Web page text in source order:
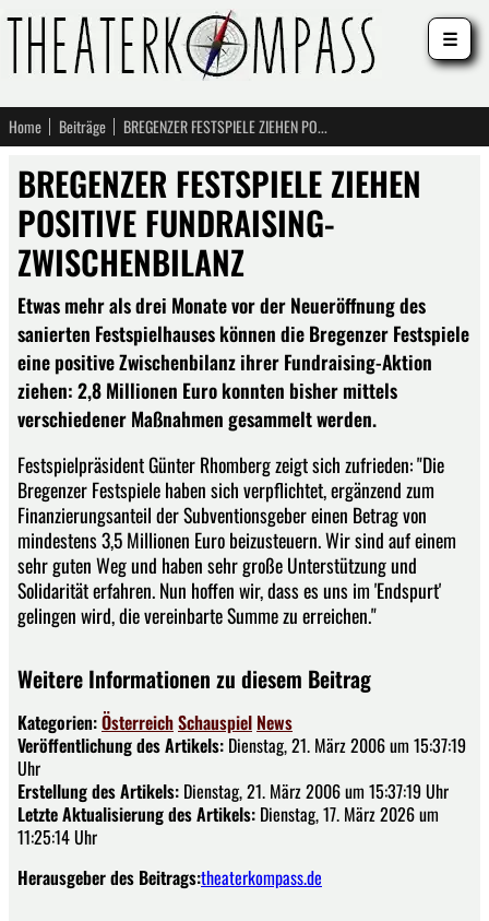
Home Beiträge BREGENZER FESTSPIELE ZIEHEN POSITIVE FUNDRAISING-ZWISCHENBILANZ
BREGENZER FESTSPIELE ZIEHEN
POSITIVE FUNDRAISING-
ZWISCHENBILANZ
Etwas mehr als drei Monate vor der Neueröffnung des
sanierten Festspielhauses können die Bregenzer Festspiele
eine positive Zwischenbilanz ihrer Fundraising-Aktion
ziehen: 2,8 Millionen Euro konnten bisher mittels
verschiedener Maßnahmen gesammelt werden.
Festspielpräsident Günter Rhomberg zeigt sich zufrieden: "Die
Bregenzer Festspiele haben sich verpflichtet, ergänzend zum
Finanzierungsanteil der Subventionsgeber einen Betrag von
mindestens 3,5 Millionen Euro beizusteuern. Wir sind auf einem
sehr guten Weg und haben sehr große Unterstützung und
Solidarität erfahren. Nun hoffen wir, dass es uns im 'Endspurt'
gelingen wird, die vereinbarte Summe zu erreichen."
Weitere Informationen zu diesem Beitrag
Kategorien:ÖsterreichSchauspiel News
Veröffentlichung des Artikels: Dienstag, 21. März 2006 um 15:37:19
Uhr
Erstellung des Artikels: Dienstag, 21. März 2006 um 15:37:19 Uhr
Letzte Aktualisierung des Artikels: Dienstag, 17. März 2026 um
11:25:14 Uhr
Herausgeber des Beitrags:theaterkompass.de
☰